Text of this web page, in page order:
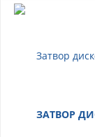
ЗАТВОР